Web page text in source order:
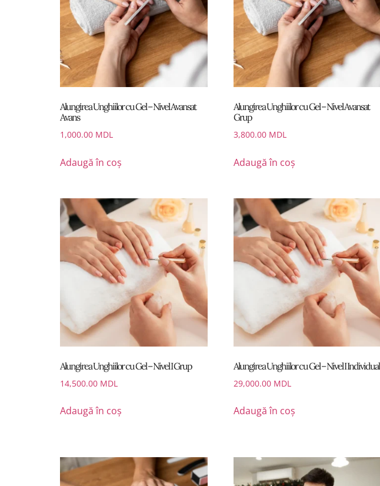
Alungirea Unghiilor cu Gel – Nivel Avansat
Avans
1,000.00 MDL
Adaugă în coș
Alungirea Unghiilor cu Gel – Nivel Avansat
Grup
3,800.00 MDL
Adaugă în coș
Alungirea Unghiilor cu Gel – Nivel I Grup
14,500.00 MDL
Adaugă în coș
Alungirea Unghiilor cu Gel – Nivel I Individual
29,000.00 MDL
Adaugă în coș